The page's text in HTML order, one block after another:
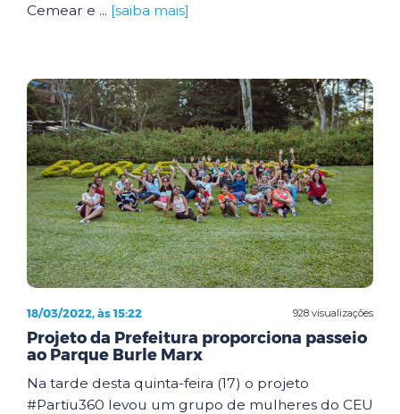
Cemear e ... [saiba mais]
928 visualizações
18/03/2022, às 15:22
Projeto da Prefeitura proporciona passeio
ao Parque Burle Marx
Na tarde desta quinta-feira (17) o projeto
#Partiu360 levou um grupo de mulheres do CEU